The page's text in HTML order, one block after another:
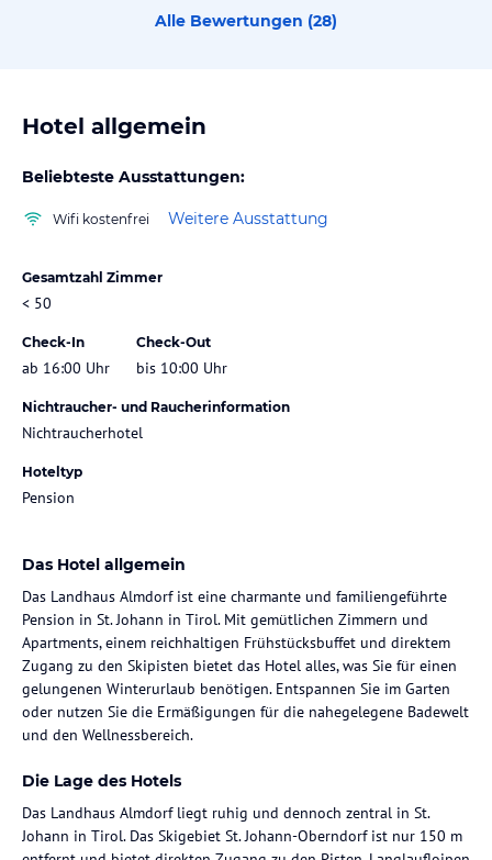
Alle Bewertungen (28)
Hotel allgemein
Beliebteste Ausstattungen:
Wifi kostenfrei Weitere Ausstattung
Gesamtzahl Zimmer
< 50
Check-In
ab 16:00 Uhr
Check-Out
bis 10:00 Uhr
Nichtraucher- und Raucherinformation
Nichtraucherhotel
Hoteltyp
Pension
Das Hotel allgemein
Das Landhaus Almdorf ist eine charmante und familiengeführte
Pension in St. Johann in Tirol. Mit gemütlichen Zimmern und
Apartments, einem reichhaltigen Frühstücksbuffet und direktem
Zugang zu den Skipisten bietet das Hotel alles, was Sie für einen
gelungenen Winterurlaub benötigen. Entspannen Sie im Garten
oder nutzen Sie die Ermäßigungen für die nahegelegene Badewelt
und den Wellnessbereich.
Die Lage des Hotels
Das Landhaus Almdorf liegt ruhig und dennoch zentral in St.
Johann in Tirol. Das Skigebiet St. Johann-Oberndorf ist nur 150 m